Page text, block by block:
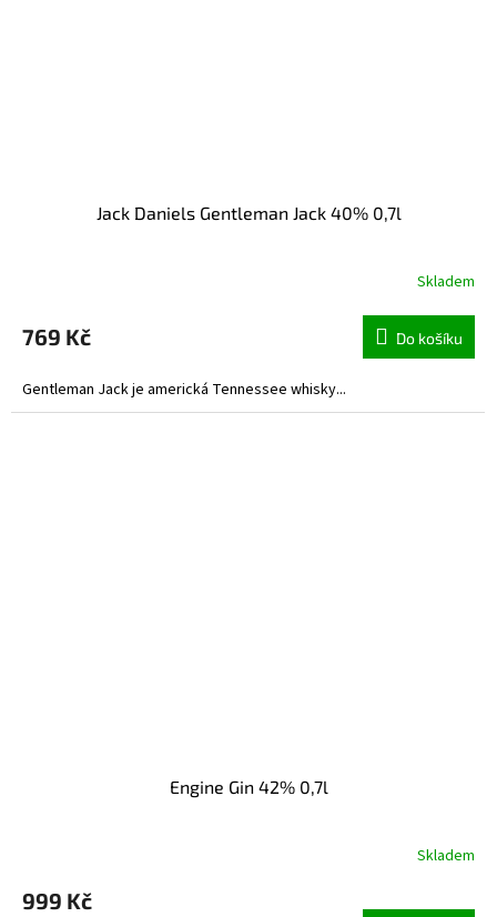
Jack Daniels Gentleman Jack 40% 0,7l
Skladem
769 Kč Do košíku
Gentleman Jack je americká Tennessee whisky...
Engine Gin 42% 0,7l
Skladem
999 Kč